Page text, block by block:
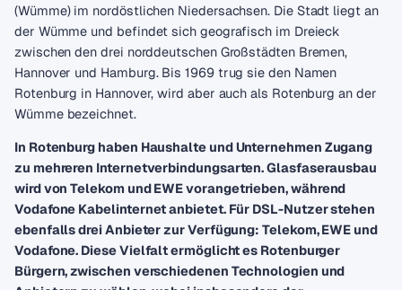
(Wümme) im nordöstlichen Niedersachsen. Die Stadt liegt an
der Wümme und befindet sich geografisch im Dreieck
zwischen den drei norddeutschen Großstädten Bremen,
Hannover und Hamburg. Bis 1969 trug sie den Namen
Rotenburg in Hannover, wird aber auch als Rotenburg an der
Wümme bezeichnet.
In Rotenburg haben Haushalte und Unternehmen Zugang
zu mehreren Internetverbindungsarten. Glasfaserausbau
wird von Telekom und EWE vorangetrieben, während
Vodafone Kabelinternet anbietet. Für DSL-Nutzer stehen
ebenfalls drei Anbieter zur Verfügung: Telekom, EWE und
Vodafone. Diese Vielfalt ermöglicht es Rotenburger
Bürgern, zwischen verschiedenen Technologien und